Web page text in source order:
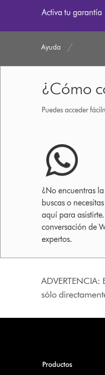
Activa tu garantía
Ayuda
¿Cómo
Puedes acceder
¿No encuentras
buscas o
aquí para
conversación de
expertos.
sólo
Productos